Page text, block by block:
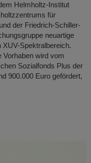
Helmholtz-Institut
für
der Friedrich-Schiller-
neuartige
Spektralbereich.
Vorhaben wird vom
Sozialfonds Plus der
900.000 Euro gefördert,